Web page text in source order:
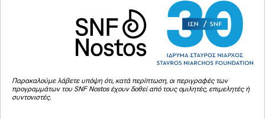
Παρακαλούμε λάβετε υπόψη ότι, κατά περίπτωση, οι περιγραφές των
προγραμμάτων του SNF Nostos έχουν δοθεί από τους ομιλητές, επιμελητές ή
συντονιστές.